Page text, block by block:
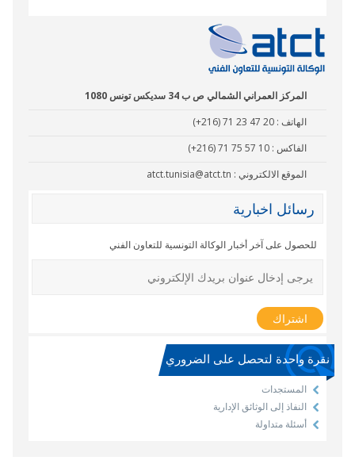
المركز العمراني الشمالي ص ب 34 سديكس تونس 1080
الهاتف : (+216) 71 23 47 20
الفاكس : (+216) 71 75 57 10
الموقع الالكتروني : atct.tunisia@atct.tn
رسائل اخبارية
للحصول على آخر أخبار الوكالة التونسية للتعاون الفني
نقرة واحدة لتحصل على الضروري
المستجدات
النفاذ إلى الوثائق الإدارية
أسئلة متداولة